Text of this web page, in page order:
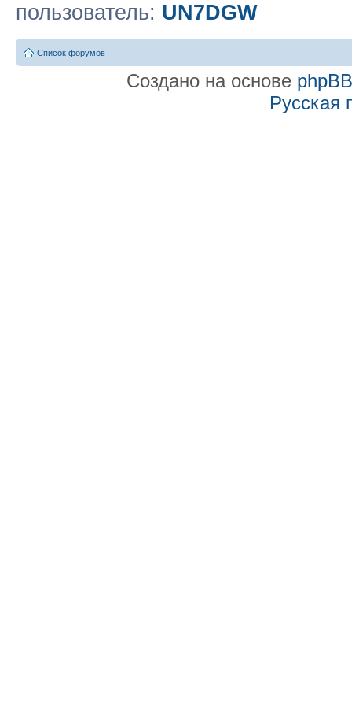
пользователь: UN7DGW
Список форумов
Создано на основе phpBB
Русская